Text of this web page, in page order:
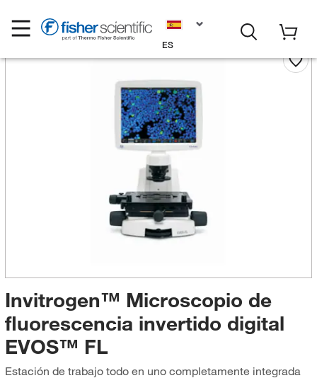
ES
Invitrogen™ Microscopio de
fluorescencia invertido digital
EVOS™ FL
Estación de trabajo todo en uno completamente integrada